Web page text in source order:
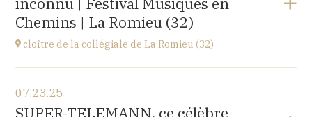
Buy your tickets
Chemins | La Romieu (32)
cloître de la collégiale de La Romieu (32)
collégiale Saint-Pierre,
07.23.25
SUPER-TELEMANN, ce célèbre